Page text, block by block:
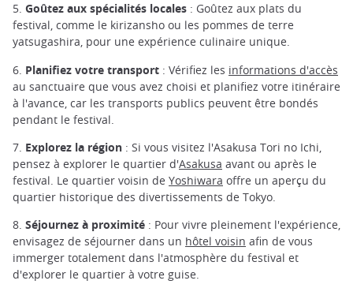
5. Goûtez aux spécialités locales : Goûtez aux plats du
festival, comme le kirizansho ou les pommes de terre
yatsugashira, pour une expérience culinaire unique.
6. Planifiez votre transport : Vérifiez les informations d'accès
au sanctuaire que vous avez choisi et planifiez votre itinéraire
à l'avance, car les transports publics peuvent être bondés
pendant le festival.
7. Explorez la région : Si vous visitez l'Asakusa Tori no Ichi,
pensez à explorer le quartier d'Asakusa avant ou après le
festival. Le quartier voisin de Yoshiwara offre un aperçu du
quartier historique des divertissements de Tokyo.
8. Séjournez à proximité : Pour vivre pleinement l'expérience,
envisagez de séjourner dans un hôtel voisin afin de vous
immerger totalement dans l'atmosphère du festival et
d'explorer le quartier à votre guise.